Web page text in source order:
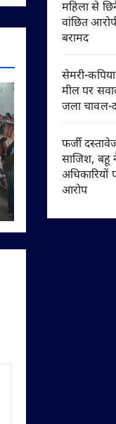
महिला से
वांछित
बरामद
सेमरी-
मील पर
जला चावल-
फर्जी
साजिश, बहू
आरोप